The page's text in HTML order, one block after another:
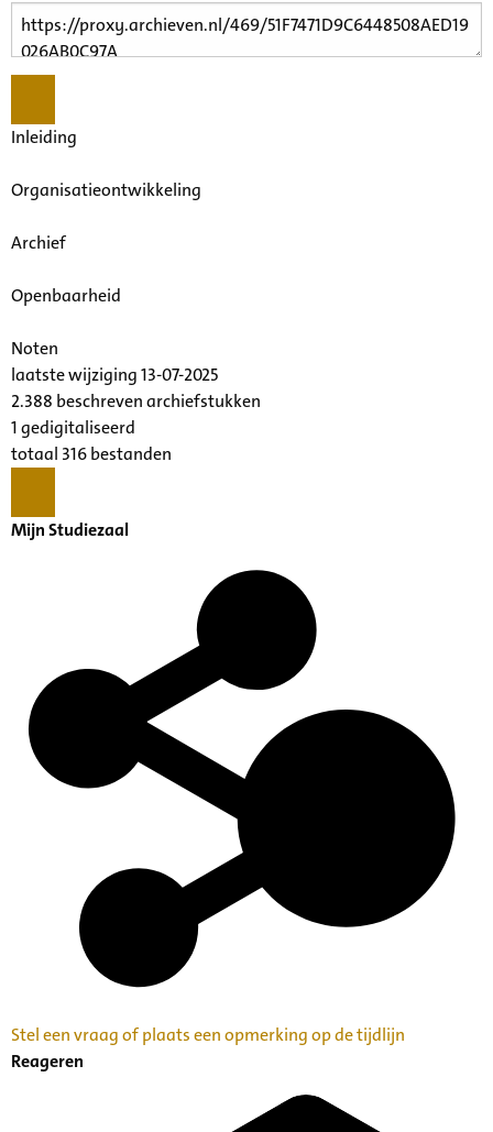
Inleiding
Organisatieontwikkeling
Archief
Openbaarheid
Noten
laatste wijziging 13-07-2025
2.388 beschreven archiefstukken
1 gedigitaliseerd
totaal 316 bestanden
Mijn Studiezaal
Stel een vraag of plaats een opmerking op de tijdlijn
Reageren